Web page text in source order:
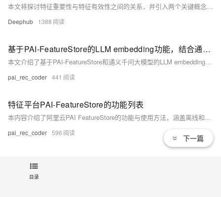
目录
本文将探讨特征重要性与特征有效性之间的关系，并引入两个关键概念：预测贡献度和错误贡献度。
Deephub 1388
基于PAI-FeatureStore的LLM embedding功能，结合通义千问大模型，可通过以下链路实现对物品标题、内容字段的离线和在线特征管理。
本文介绍了基于PAI-FeatureStore和通义千问大模型的LLM embedding功能，实现物品标题、内容字段的离线与在线特征管理。核心内容包括：1) 离线特征生产（MaxCompute批处理），通过API生成Embedding并存储；2) 在线特征同步，实时接入数据并更新Embedding至在线存储；3) Python SDK代码示例解析；4) 关键步骤说明，如客户端初始化、参数配置等；5) 最佳实践，涵盖性能优化、数据一致性及异常处理；6) 应用场景示例，如推荐系统和搜索排序。该方案支持端到端文本特征管理，满足多种语义理解需求。
pai_rec_coder 441
特征平台PAI-FeatureStore的功能列表
本内容介绍了阿里云PAI FeatureStore的功能与使用方法，涵盖离线和在线特征管理、实时特征视图、行为序列特征视图、FeatureStore SDK的多语言支持（如Go、Java、Python）、特征生产简化方案、FeatureDB存储特性（高性能、低成本、及时性）、训练样本导出以及自动化特征工程（如AutoFE）。同时提供了相关文档链接和技术细节，帮助用户高效构建和管理特征工程。适用于推荐系统、模型训练等场景。
pai_rec_coder 596
下一篇